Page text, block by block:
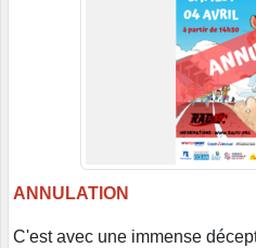
ANNULATION
C'est avec une immense